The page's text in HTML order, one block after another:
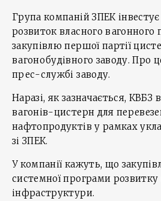
Група компаній ЗПЕК
розвиток власного вагонного
закупівлю першої партії
вагонобудівного заводу. Про
прес-службі заводу.
Наразі, як зазначається, КВБЗ
вагонів-цистерн для
нафтопродуктів у рамках
зі ЗПЕК.
У компанії кажуть, що
системної програми розвитку
інфраструктури.